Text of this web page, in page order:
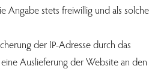
Angabe stets freiwillig und als solche
der IP-Adresse durch das
Auslieferung der Website an den